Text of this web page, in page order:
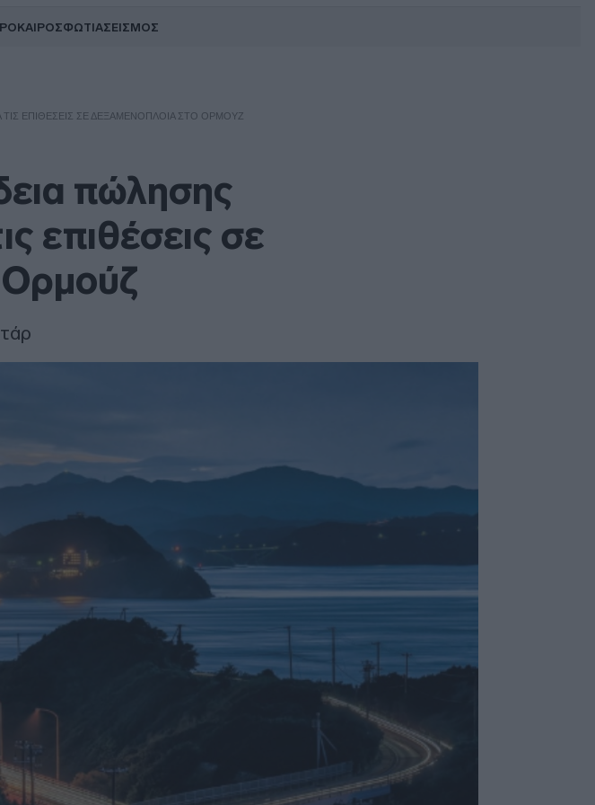
ΚΑΙΡΟΣΦΩΤΙΑΣΕΙΣΜΟΣ
ΕΠΙΘΈΣΕΙΣ ΣΕ ΔΕΞΑΜΕΝΌΠΛΟΙΑ ΣΤΟ ΟΡΜΟΎΖ
πώλησης
επιθέσεις σε
Ορμούζ